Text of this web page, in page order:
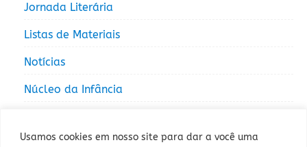
Usamos cookies em nosso site para dar a você uma
Jornada Literária
Listas de Materiais
Notícias
Núcleo da Infância